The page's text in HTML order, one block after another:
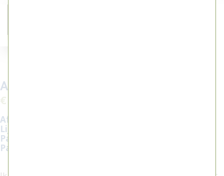
Aquarel 2019002
Afmeting buitenzijde lijst:
Lijsttype:
Passe-partout:
Passe-partout rand: